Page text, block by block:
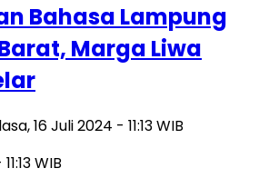
Bahasa Lampung
Marga Liwa
16 Juli 2024 - 11:13 WIB
WIB